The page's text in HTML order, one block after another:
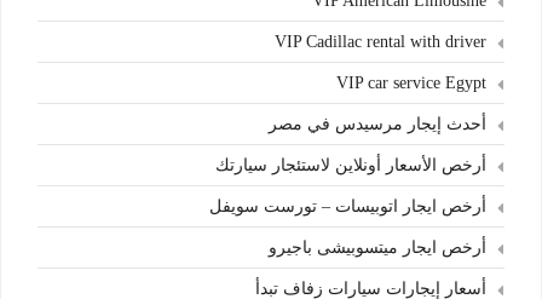
VIP Cadillac rental with driver
VIP car service Egypt
أحدث إيجار مرسيدس في مصر
أرخص الأسعار أونلاين لاستئجار سيارتك
أرخص ايجار اتوبيسات – تورست سويفل
أرخص ايجار ميتسوبيشى باجيرو
أسعار إيجارات سيارات زفاف تبدأ